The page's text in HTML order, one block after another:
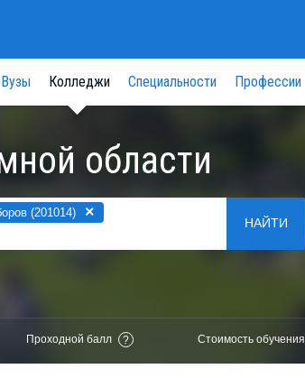
Вузы Колледжи Специальности Профессии
области
(201014) ×
НАЙТИ
Проходной балл ? Стоимость обучения